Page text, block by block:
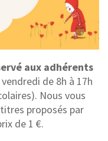
aux adhérents
de 8h à 17h
Nous vous
proposés par
de 1 €.